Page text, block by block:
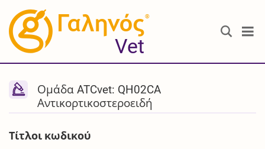
®
Vet
Ομάδα ATCvet: QH02CA
Αντικορτικοστεροειδή
Τίτλοι κωδικού